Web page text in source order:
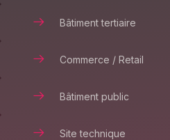
Bâtiment tertiaire
Commerce / Retail
Bâtiment public
Site technique